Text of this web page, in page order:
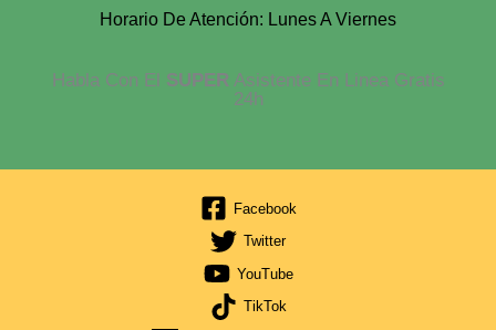
Horario De Atención: Lunes A Viernes
Habla Con El SUPERAsistente En Linea Gratis
24h
Facebook
Twitter
YouTube
TikTok